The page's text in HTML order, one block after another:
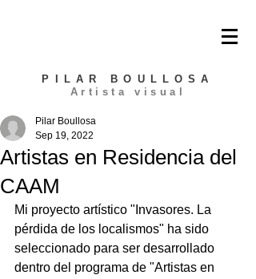
PILAR BOULLOSA
Artista visual
Artistas en Residencia del
CAAM
Pilar Boullosa
Sep 19, 2022
Mi proyecto artístico "Invasores. La
pérdida de los localismos" ha sido
seleccionado para ser desarrollado
dentro del programa de "Artistas en